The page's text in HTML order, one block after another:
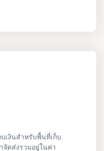
บเงินสำหรับพื้นที่เก็บ
จัดส่งรวมอยู่ในค่า